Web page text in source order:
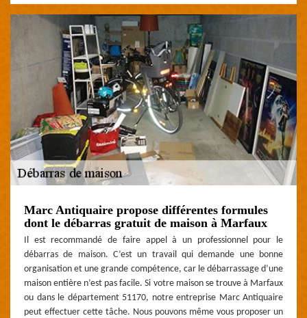
Marc Antiquaire propose différentes formules
dont le débarras gratuit de maison à Marfaux
Il est recommandé de faire appel à un professionnel pour le
débarras de maison. C’est un travail qui demande une bonne
organisation et une grande compétence, car le débarrassage d’une
maison entière n’est pas facile. Si votre maison se trouve à Marfaux
ou dans le département 51170, notre entreprise Marc Antiquaire
peut effectuer cette tâche. Nous pouvons même vous proposer un